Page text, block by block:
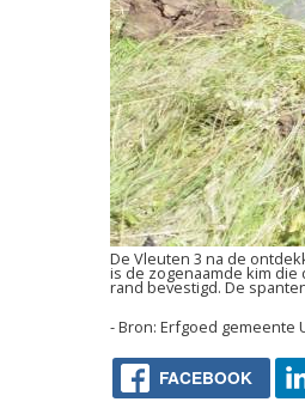
De Vleuten 3 na de
is de zogenaamde kim
rand bevestigd. De
Erfgoed gemeente
FACEBOOK